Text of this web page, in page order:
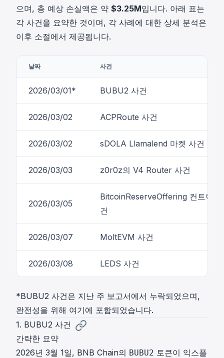
으며, 총 예상 손실액은 약 $3.25M입니다. 아래 표는
각 사건을 요약한 것이며, 각 사례에 대한 상세 분석은
이후 소절에서 제공됩니다.
날짜 사건
2026/03/01* BUBU2 사건
2026/03/02 ACPRoute 사건
2026/03/02 sDOLA Llamalend 마켓 사건
2026/03/03 z0r0z의 V4 Router 사건
2026/03/05
BitcoinReserveOffering 컨트랙트
건
2026/03/07 MoltEVM 사건
2026/03/08 LEDS 사건
*BUBU2 사건은 지난 주 보고서에서 누락되었으며,
완전성을 위해 여기에 포함되었습니다.
1. BUBU2 사건
간략한 요약
2026년 3월 1일, BNB Chain의 BUBU2 토큰이 익스플